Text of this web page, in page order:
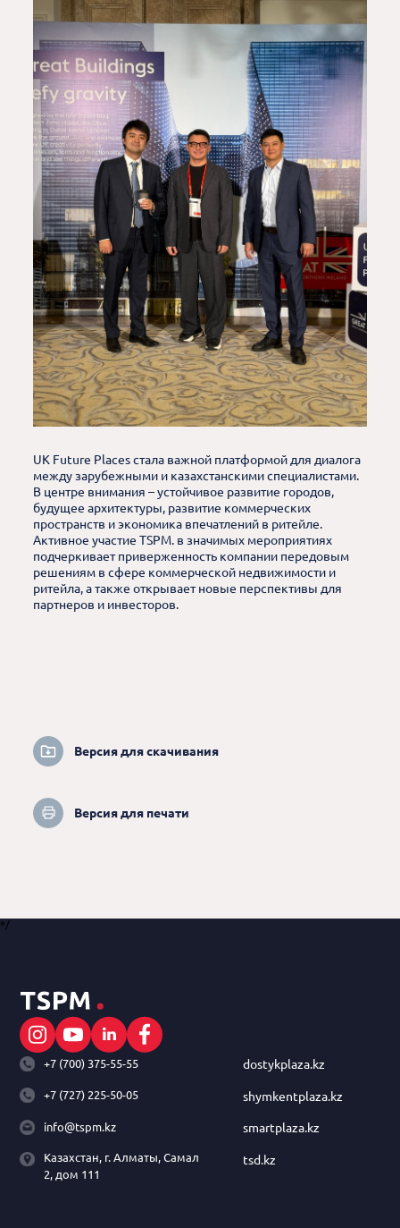
UK Future Places стала важной платформой для диалога
между зарубежными и казахстанскими специалистами.
В центре внимания – устойчивое развитие городов,
будущее архитектуры, развитие коммерческих
пространств и экономика впечатлений в ритейле.
Активное участие TSPM. в значимых мероприятиях
подчеркивает приверженность компании передовым
решениям в сфере коммерческой недвижимости и
ритейла, а также открывает новые перспективы для
партнеров и инвесторов.
Версия для скачивания
Версия для печати
*/
+7 (700) 375-55-55
+7 (727) 225-50-05
info@tspm.kz
Казахстан, г. Алматы, Самал
2, дом 111
dostykplaza.kz
shymkentplaza.kz
smartplaza.kz
tsd.kz